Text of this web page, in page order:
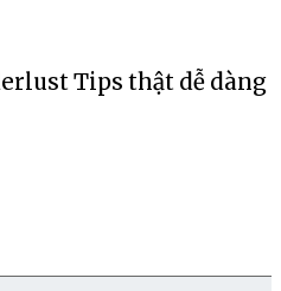
Tips thật dễ dàng